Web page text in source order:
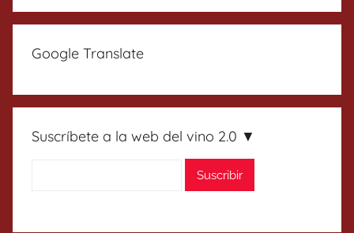
Google Translate
Suscríbete a la web del vino 2.0 ▼